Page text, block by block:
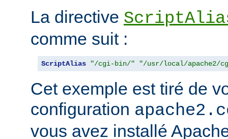
La directive
comme suit :
ScriptAlias "/cgi-bin/" "/usr/local/apache2/
Cet exemple est tiré de
configuration
vous avez installé